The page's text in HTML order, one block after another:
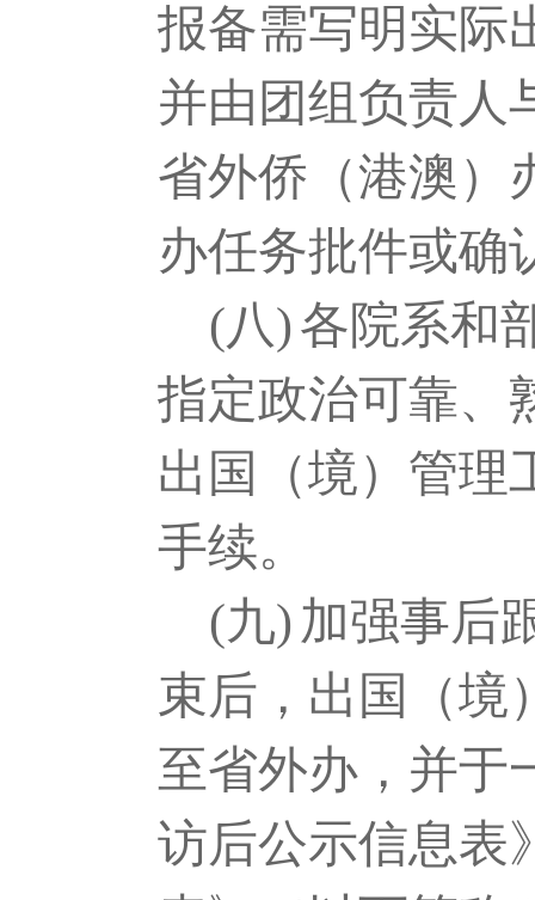
报备需写明实际
并由团组负责人
省外侨（港澳）
办任务批件或确
(八)各院系和
指定政治可靠、
出国（境）管理
手续。
(九) 加强事后
束后，出国（境
至省外办，并于
访后公示信息表